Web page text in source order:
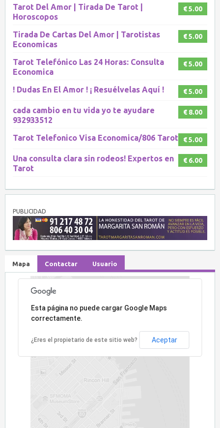
€ 5.00
Tarot Del Amor | Tirada De Tarot |
Horoscopos
€ 5.00
Tirada De Cartas Del Amor | Tarotistas
Economicas
€ 5.00
Tarot Telefónico Las 24 Horas: Consulta
Economica
€ 5.00
! Dudas En El Amor ! ¡ Resuélvelas Aquí !
€ 8.00
cada cambio en tu vida yo te ayudare
932933512
€ 5.00
Tarot Telefonico Visa Economica/806 Tarot
€ 6.00
Una consulta clara sin rodeos! Expertos en
Tarot
PUBLICIDAD
Mapa Contactar Usuario
Lo sentimos, la dirección no ha sido encontrada.
Esta página no puede cargar Google Maps
correctamente.
¿Eres el propietario de este sitio web? Aceptar